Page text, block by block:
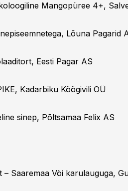
Mangopüree 4+,
Lõuna Pagarid
Eesti Pagar AS
Kadarbiku Köögivili OÜ
sinep, Põltsamaa Felix AS
Saaremaa Vöi karulauguga,